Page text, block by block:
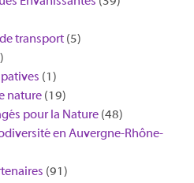
transport (5)
(1)
nature (19)
pour la Nature (48)
en Auvergne-Rhône-
(91)